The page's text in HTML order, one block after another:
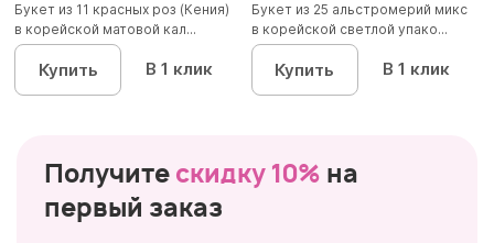
Букет из 11 красных роз (Кения)
в корейской матовой кал...
Купить В 1 клик
Букет из 25 альстромерий микс
в корейской светлой упако...
Купить В 1 клик
Получите скидку 10% на
первый заказ